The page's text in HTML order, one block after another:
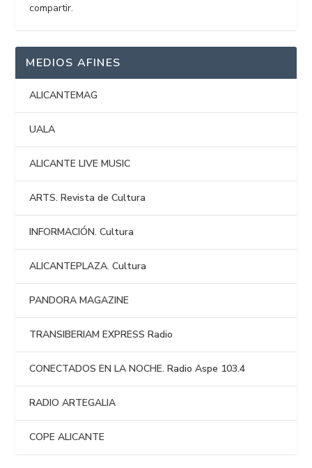
compartir.
MEDIOS AFINES
ALICANTEMAG
UALA
ALICANTE LIVE MUSIC
ARTS. Revista de Cultura
INFORMACIÓN. Cultura
ALICANTEPLAZA. Cultura
PANDORA MAGAZINE
TRANSIBERIAM EXPRESS Radio
CONECTADOS EN LA NOCHE. Radio Aspe 103.4
RADIO ARTEGALIA
COPE ALICANTE